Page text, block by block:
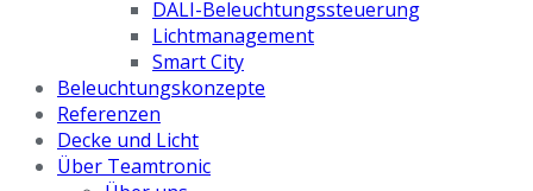
DALI-Beleuchtungssteuerung
Lichtmanagement
Smart City
Beleuchtungskonzepte
Referenzen
Decke und Licht
Über Teamtronic